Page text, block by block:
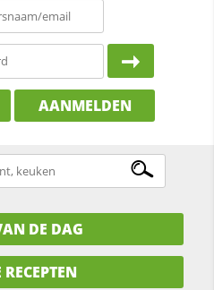
AANMELDEN
DE DAG